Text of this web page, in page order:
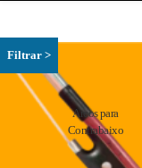
Arcos para
Contrabaixo